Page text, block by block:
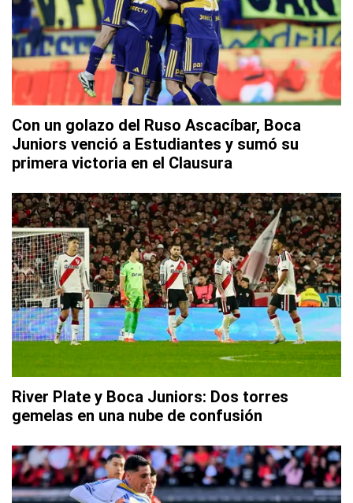
Con un golazo del Ruso Ascacíbar, Boca
Juniors venció a Estudiantes y sumó su
primera victoria en el Clausura
River Plate y Boca Juniors: Dos torres
gemelas en una nube de confusión